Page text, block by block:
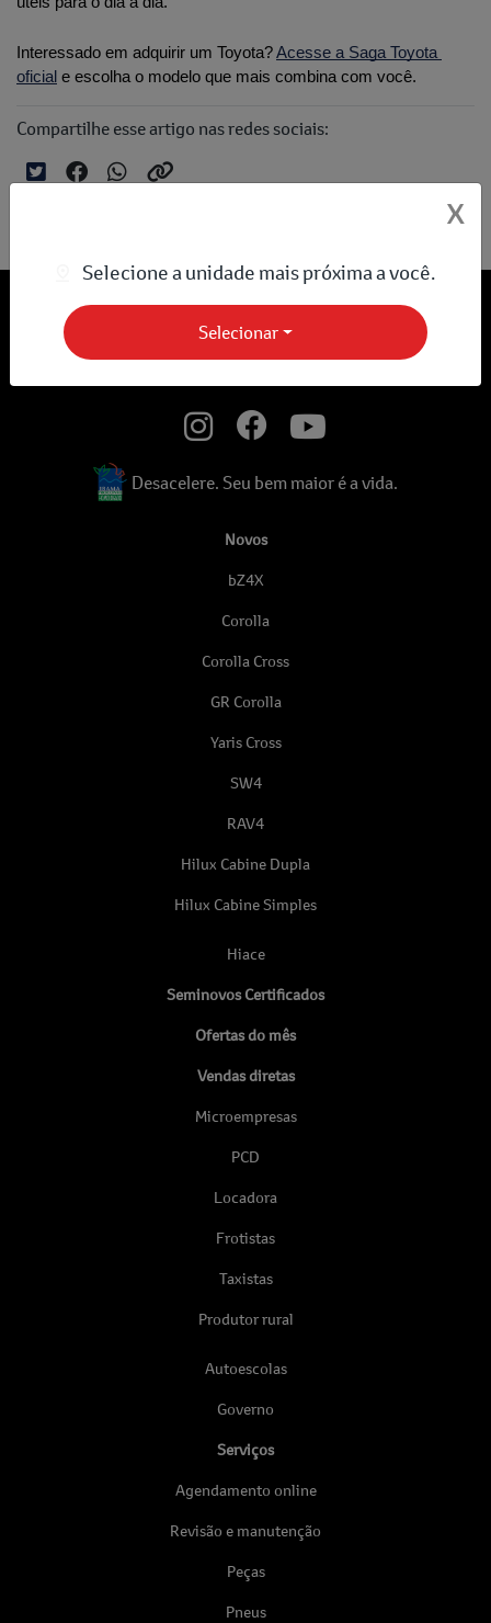
Interessado em adquirir um Toyota?Acesse a Saga Toyota
oficial e escolha o modelo que mais combina com você.
Compartilhe esse artigo nas redes sociais:
Desacelere. Seu bem maior é a vida.
Novos
bZ4X
Corolla
Corolla Cross
GR Corolla
Yaris Cross
SW4
RAV4
Hilux Cabine Dupla
Hilux Cabine Simples
Hiace
Seminovos Certificados
Ofertas do mês
Vendas diretas
Microempresas
PCD
Locadora
Frotistas
Taxistas
Produtor rural
Autoescolas
Governo
Serviços
Agendamento online
Revisão e manutenção
Peças
Pneus
X
Selecione a unidade mais próxima a você.
Selecionar